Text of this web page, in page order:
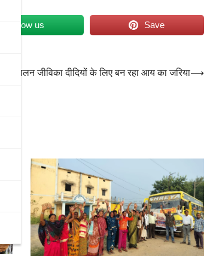
Follow us Save
मछलीपालन जीविका दीदियों के लिए बन रहा आय का जरिया⟶